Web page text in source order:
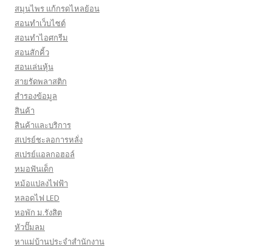
สมุนไพร แก้กรดไหลย้อน
สอนทำเว็บไซต์
สอนทำไอศกรีม
สอนสักคิ้ว
สอนเล่นหุ้น
สายรัดพลาสติก
สำรองข้อมูล
สินค้า
สินค้าและบริการ
สเปรย์ชะลอการหลั่ง
สเปรย์แอลกอฮอล์
หมอฟันเด็ก
หม้อแปลงไฟฟ้า
หลอดไฟ LED
หอพัก ม.รังสิต
หัวปั๊มลม
หาแม่บ้านประจำสำนักงาน